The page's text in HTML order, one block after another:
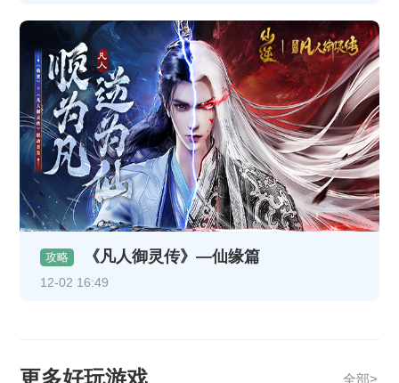
攻略 《凡人御灵传》—仙缘篇
12-02 16:49
全部>